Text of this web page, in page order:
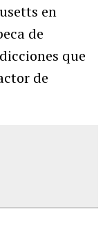
en
de
que
de